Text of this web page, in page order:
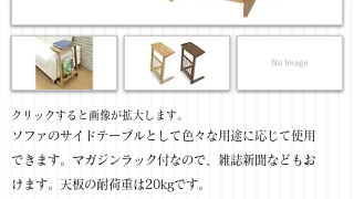
ソファのサイドテーブルとして色々な用途に応じて使用
できます。マガジンラック付なので、雑誌新聞などもお
けます。天板の耐荷重は20kgです。
​クリックすると画像が拡大します。